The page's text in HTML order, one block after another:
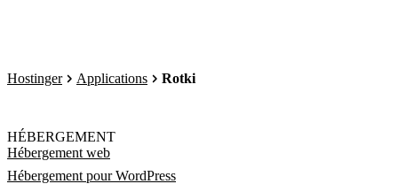
Hostinger Applications Rotki
HÉBERGEMENT
Hébergement web
Hébergement pour WordPress